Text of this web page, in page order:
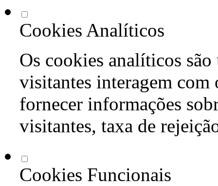
Cookies Analíticos
Os cookies analíticos são
visitantes interagem com
fornecer informações
visitantes, taxa de
Cookies Funcionais